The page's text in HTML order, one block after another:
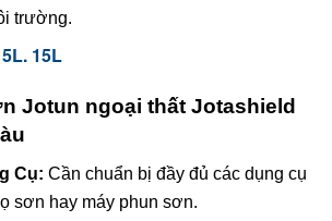
trường.
15L
Jotun ngoại thất Jotashield
Cụ: Cần chuẩn bị đầy đủ các dụng cụ
sơn hay máy phun sơn.